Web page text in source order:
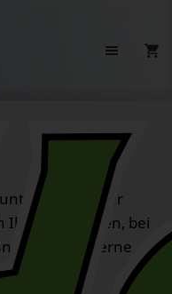
Ihren Vorgaben, bei
berät Sie gerne